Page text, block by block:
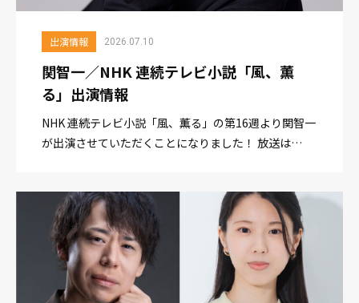
出演情報 2026.07.10
関智一／NHK 連続テレビ小説「風、薫
る」出演情報
NHK 連続テレビ小説「風、薫る」の第16週より関智一
が出演させていただくことになりました！ 放送は